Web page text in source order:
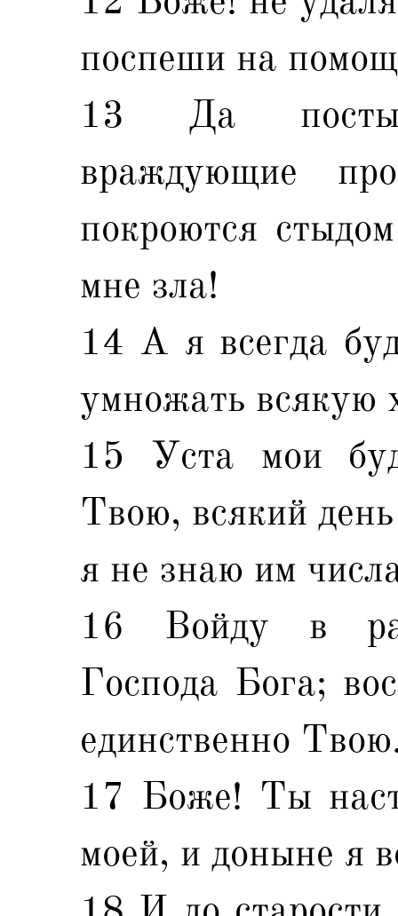
поспеши на
13 Да
враждующие
покроются
мне зла!
14 А я всегда
умножать всякую
15 Уста мои
Твою, всякий
я не знаю им
16 Войду в
Господа Бога;
единственно
17 Боже! Ты
моей, и доныне я